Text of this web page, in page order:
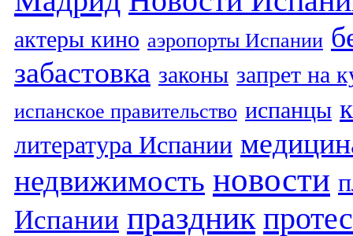
актеры кино аэропорты Испании
забастовка законы запрет на
испанское правительство испанцы
литература Испании
недвижимость новости
Испании праздник